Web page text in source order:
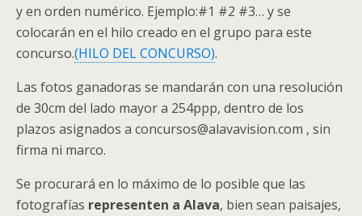
y en orden numérico. Ejemplo:#1 #2 #3… y se
colocarán en el hilo creado en el grupo para este
concurso.(HILO DEL CONCURSO).
Las fotos ganadoras se mandarán con una resolución
de 30cm del lado mayor a 254ppp, dentro de los
plazos asignados a concursos@alavavision.com , sin
firma ni marco.
Se procurará en lo máximo de lo posible que las
fotografías representen a Alava, bien sean paisajes,